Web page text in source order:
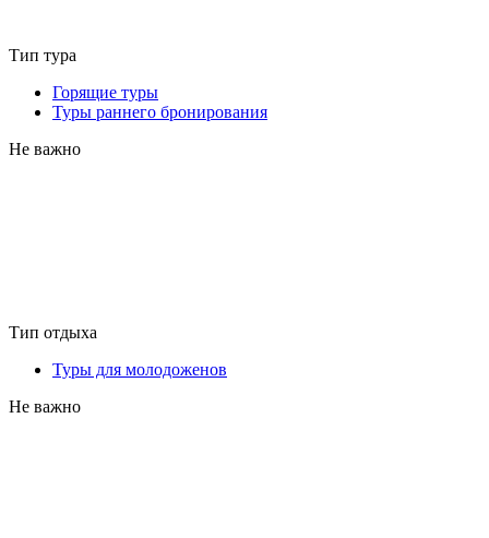
Тип тура
Горящие туры
Туры раннего бронирования
Не важно
Тип отдыха
Туры для молодоженов
Не важно